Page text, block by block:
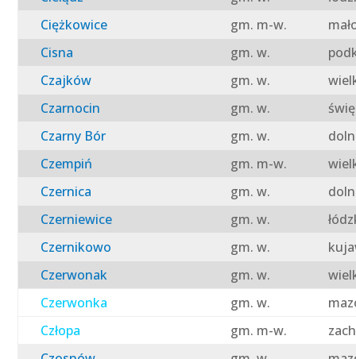
Ciężkowice
gm. m-w.
Cisna
gm. w.
Czajków
gm. w.
Czarnocin
gm. w.
Czarny Bór
gm. w.
Czempiń
gm. m-w.
Czernica
gm. w.
Czerniewice
gm. w.
Czernikowo
gm. w.
Czerwonak
gm. w.
Czerwonka
gm. w.
Człopa
gm. m-w.